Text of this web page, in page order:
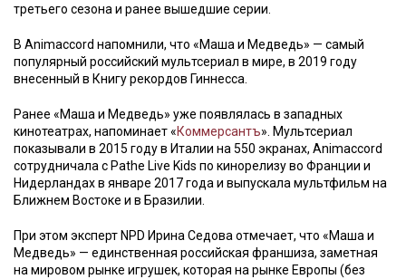
третьего сезона и ранее вышедшие серии.
В Animaccord напомнили, что «Маша и Медведь» — самый
популярный российский мультсериал в мире, в 2019 году
внесенный в Книгу рекордов Гиннесса.
Ранее «Маша и Медведь» уже появлялась в западных
кинотеатрах, напоминает «Коммерсантъ». Мультсериал
показывали в 2015 году в Италии на 550 экранах, Animaccord
сотрудничала с Pathe Live Kids по кинорелизу во Франции и
Нидерландах в январе 2017 года и выпускала мультфильм на
Ближнем Востоке и в Бразилии.
При этом эксперт NPD Ирина Седова отмечает, что «Маша и
Медведь» — единственная российская франшиза, заметная
на мировом рынке игрушек, которая на рынке Европы (без